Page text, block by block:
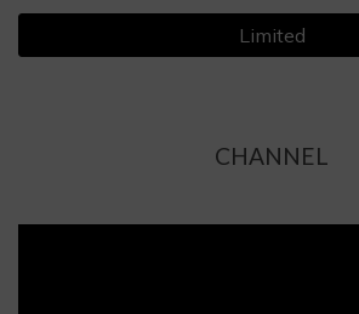
Limited
CHANNEL